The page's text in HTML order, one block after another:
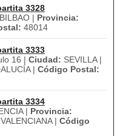
3328
BILBAO | Provincia:
48014
3333
16 | Ciudad: SEVILLA |
| Código Postal:
3334
| Provincia:
| Código